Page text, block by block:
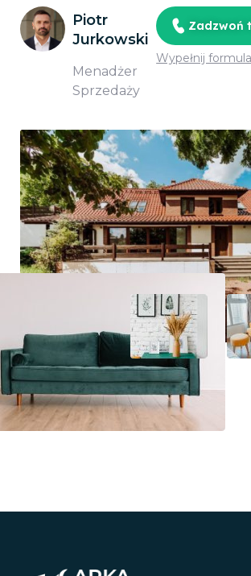
Piotr
Jurkowski
Menadżer
Sprzedaży
Zadzwoń
Wypełnij